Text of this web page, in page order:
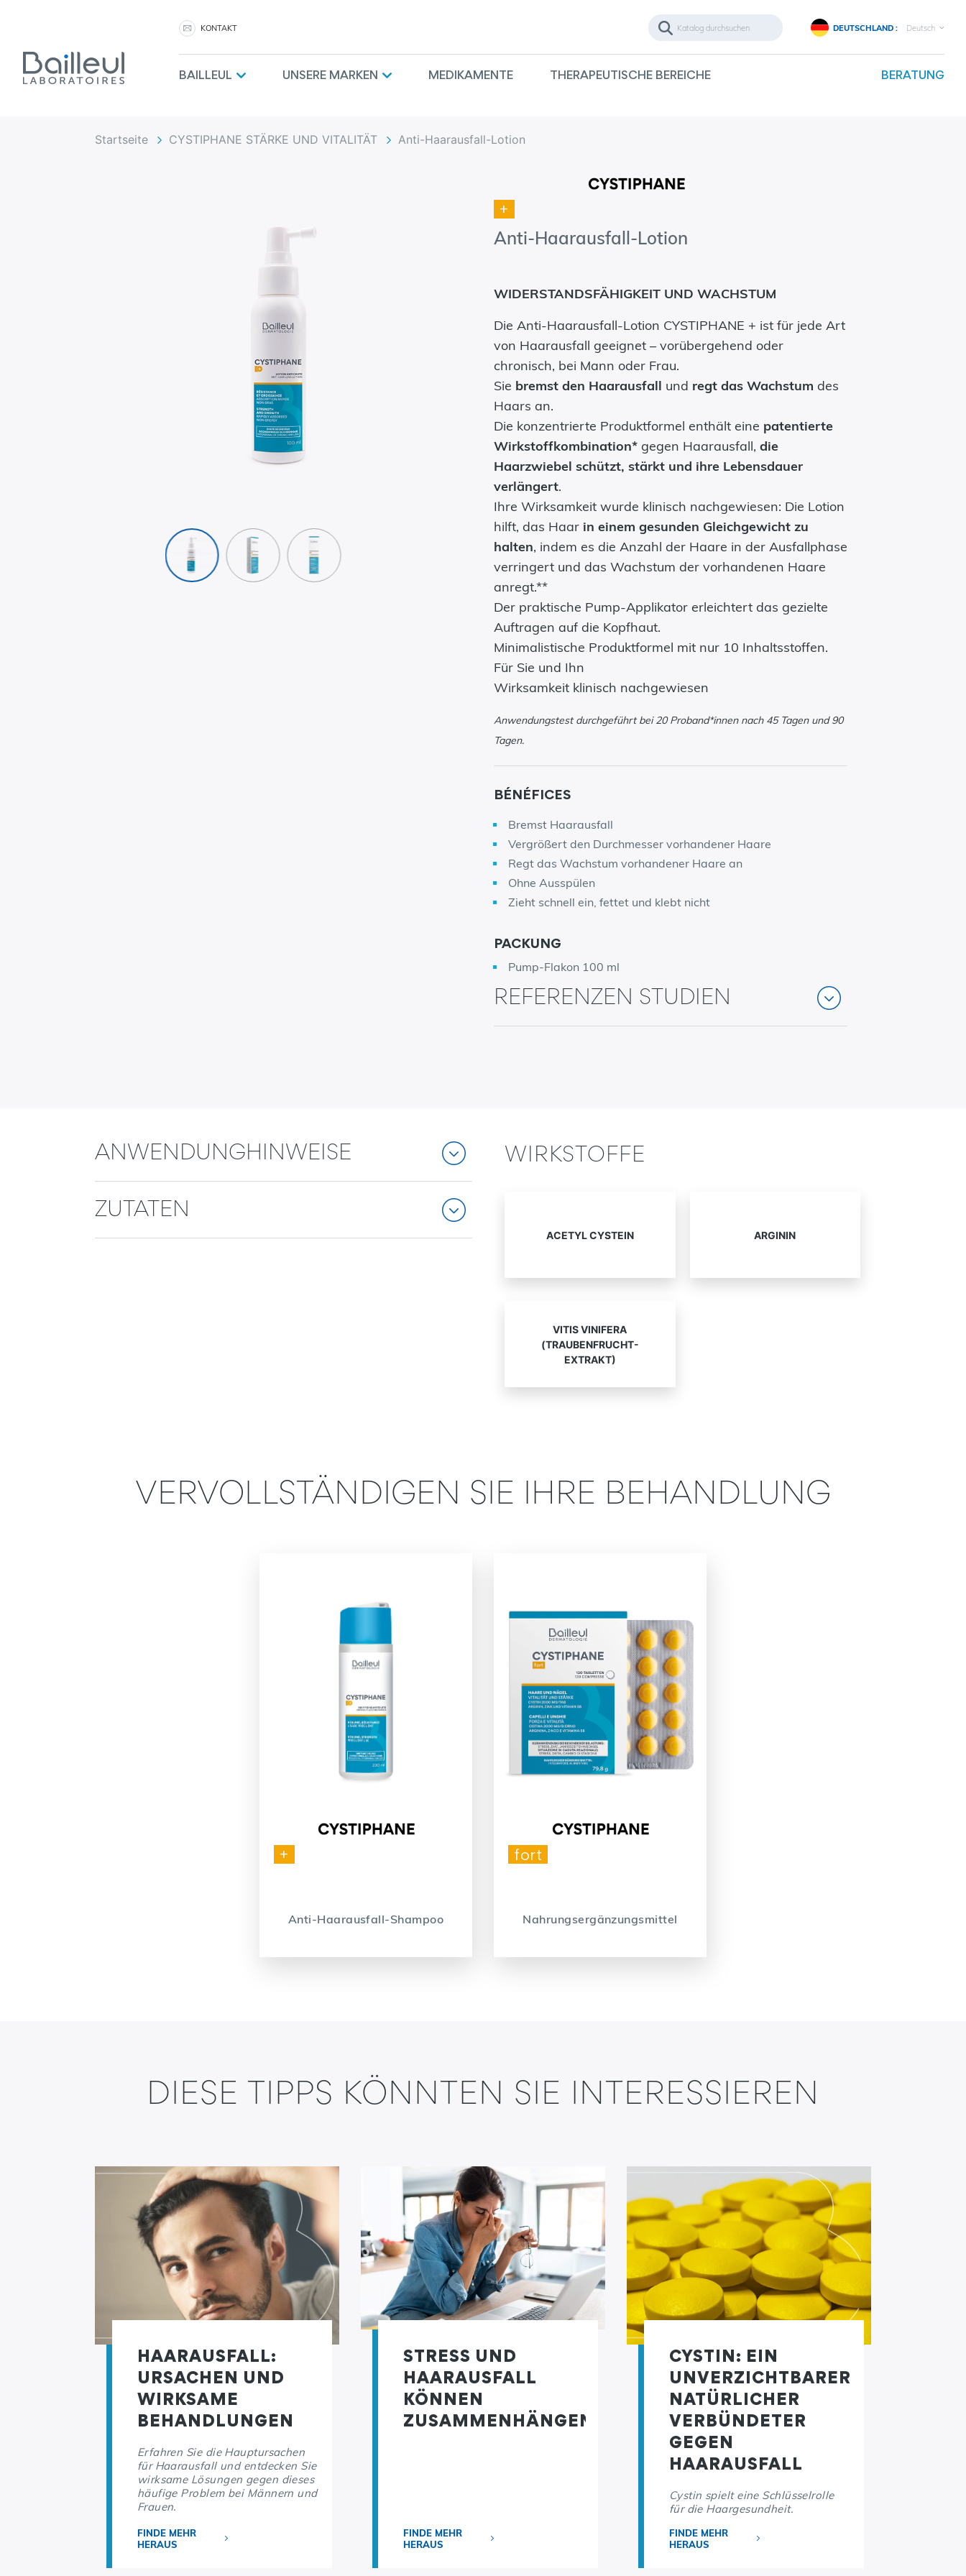
KONTAKT DEUTSCHLAND : Deutsch
BAILLEUL UNSERE MARKEN MEDIKAMENTE THERAPEUTISCHE BEREICHE BERATUNG
Startseite CYSTIPHANE STÄRKE UND VITALITÄT Anti-Haarausfall-Lotion
+
Anti-Haarausfall-Lotion
WIDERSTANDSFÄHIGKEIT UND WACHSTUM
Die Anti-Haarausfall-Lotion CYSTIPHANE + ist für jede Art
von Haarausfall geeignet – vorübergehend oder
chronisch, bei Mann oder Frau.
Sie bremst den Haarausfall und regt das Wachstum des
Haars an.
Die konzentrierte Produktformel enthält eine patentierte
Wirkstoffkombination* gegen Haarausfall, die
Haarzwiebel schützt, stärkt und ihre Lebensdauer
verlängert.
Ihre Wirksamkeit wurde klinisch nachgewiesen: Die Lotion
hilft, das Haar in einem gesunden Gleichgewicht zu
halten, indem es die Anzahl der Haare in der Ausfallphase
verringert und das Wachstum der vorhandenen Haare
anregt.**
Der praktische Pump-Applikator erleichtert das gezielte
Auftragen auf die Kopfhaut.
Minimalistische Produktformel mit nur 10 Inhaltsstoffen.
Für Sie und Ihn
Wirksamkeit klinisch nachgewiesen
Anwendungstest durchgeführt bei 20 Proband*innen nach 45 Tagen und 90
Tagen.
BÉNÉFICES
Bremst Haarausfall
Vergrößert den Durchmesser vorhandener Haare
Regt das Wachstum vorhandener Haare an
Ohne Ausspülen
Zieht schnell ein, fettet und klebt nicht
PACKUNG
Pump-Flakon 100 ml
REFERENZEN STUDIEN
ANWENDUNGHINWEISE
ZUTATEN
WIRKSTOFFE
ACETYL CYSTEIN ARGININ
VITIS VINIFERA
(TRAUBENFRUCHT-
EXTRAKT)
VERVOLLSTÄNDIGEN SIE IHRE BEHANDLUNG
+
Anti-Haarausfall-Shampoo
fort
Nahrungsergänzungsmittel
DIESE TIPPS KÖNNTEN SIE INTERESSIEREN
HAARAUSFALL:
URSACHEN UND
WIRKSAME
BEHANDLUNGEN
Erfahren Sie die Hauptursachen
für Haarausfall und entdecken Sie
wirksame Lösungen gegen dieses
häufige Problem bei Männern und
Frauen.
FINDE MEHR
HERAUS
STRESS UND
HAARAUSFALL
KÖNNEN
ZUSAMMENHÄNGEN
FINDE MEHR
HERAUS
CYSTIN: EIN
UNVERZICHTBARER
NATÜRLICHER
VERBÜNDETER
GEGEN
HAARAUSFALL
Cystin spielt eine Schlüsselrolle
für die Haargesundheit.
FINDE MEHR
HERAUS